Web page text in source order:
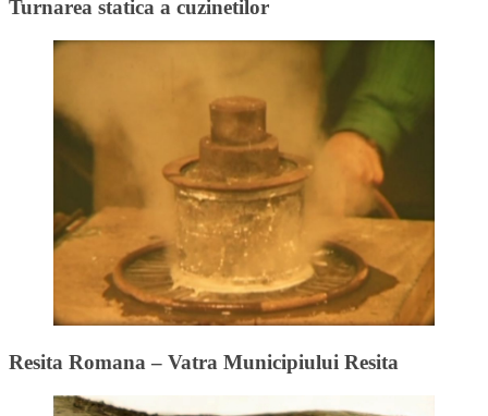
Turnarea statica a cuzinetilor
Resita Romana – Vatra Municipiului Resita